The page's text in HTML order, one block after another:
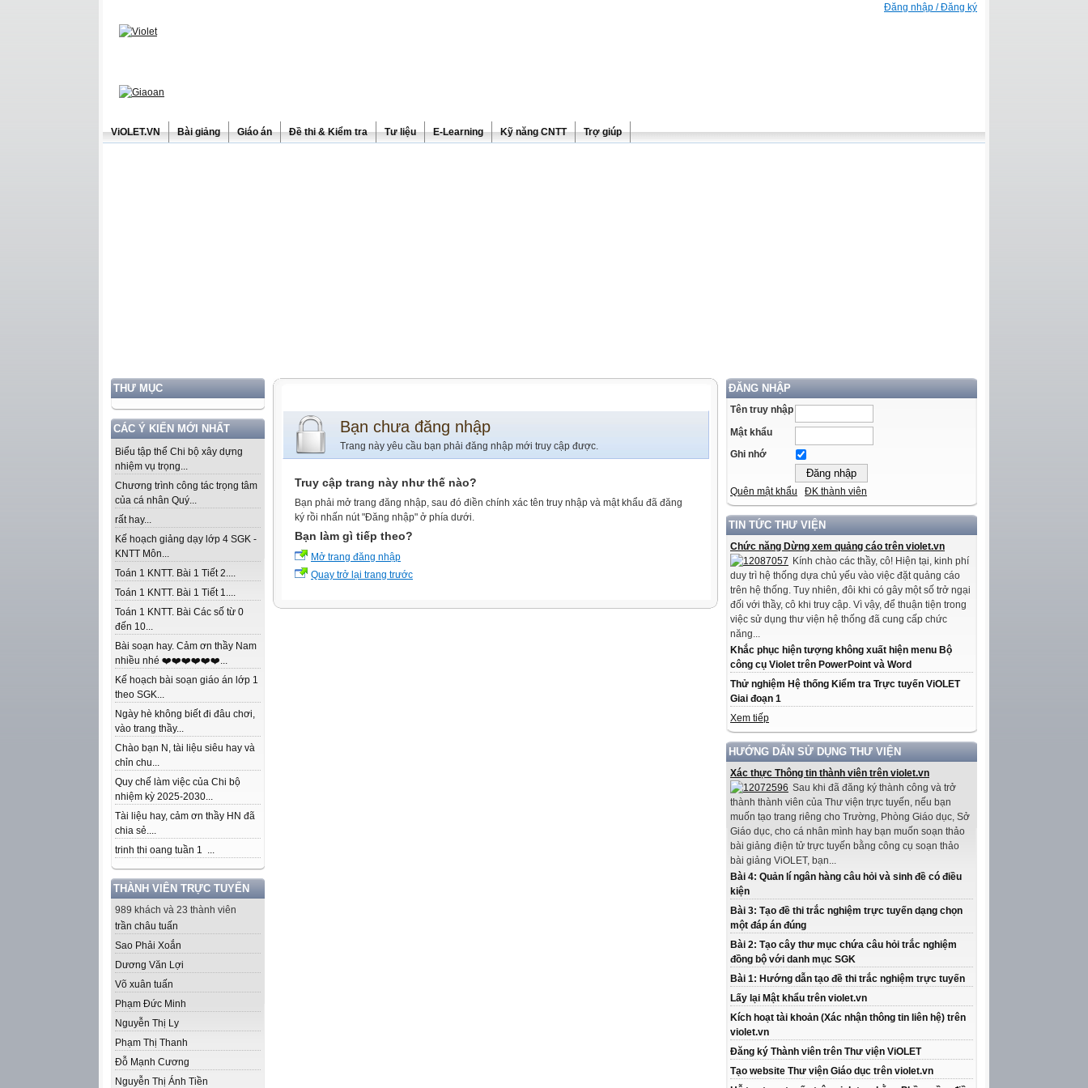
Đăng nhập / Đăng ký
ViOLET.VN Bài giảng Giáo án Đề thi & Kiểm tra Tư liệu E-Learning Kỹ năng CNTT Trợ giúp
THƯ MỤC
CÁC Ý KIẾN MỚI NHẤT
Biểu tập thể Chi bộ xây dựng
nhiệm vụ trọng...
Chương trình công tác trọng tâm
của cá nhân Quý...
rất hay...
Kế hoạch giảng dạy lớp 4 SGK -
KNTT Môn...
Toán 1 KNTT. Bài 1 Tiết 2....
Toán 1 KNTT. Bài 1 Tiết 1....
Toán 1 KNTT. Bài Các số từ 0
đến 10...
Bài soạn hay. Cảm ơn thầy Nam
nhiều nhé ❤️❤️❤️❤️❤️❤️...
Kế hoạch bài soạn giáo án lớp 1
theo SGK...
Ngày hè không biết đi đâu chơi,
vào trang thầy...
Chào bạn N, tài liệu siêu hay và
chỉn chu...
Quy chế làm việc của Chi bộ
nhiệm kỳ 2025-2030...
Tài liệu hay, cảm ơn thầy HN đã
chia sẻ....
trinh thi oang tuần 1 ...
THÀNH VIÊN TRỰC TUYẾN
989 khách và 23 thành viên
trần châu tuấn
Sao Phải Xoắn
Dương Văn Lợi
Võ xuân tuấn
Phạm Đức Minh
Nguyễn Thị Ly
Phạm Thị Thanh
Đỗ Mạnh Cương
Nguyễn Thị Ánh Tiền
ĐĂNG NHẬP
Tên truy nhập
Mật khẩu
Ghi nhớ
Quên mật khẩu ĐK thành viên
TIN TỨC THƯ VIỆN
Chức năng Dừng xem quảng cáo trên violet.vn
Kính chào các thầy, cô! Hiện tại, kinh phí
duy trì hệ thống dựa chủ yếu vào việc đặt quảng cáo
trên hệ thống. Tuy nhiên, đôi khi có gây một số trở ngại
đối với thầy, cô khi truy cập. Vì vậy, để thuận tiện trong
việc sử dụng thư viện hệ thống đã cung cấp chức
năng...
Khắc phục hiện tượng không xuất hiện menu Bộ
công cụ Violet trên PowerPoint và Word
Thử nghiệm Hệ thống Kiểm tra Trực tuyến ViOLET
Giai đoạn 1
Xem tiếp
HƯỚNG DẪN SỬ DỤNG THƯ VIỆN
Xác thực Thông tin thành viên trên violet.vn
Sau khi đã đăng ký thành công và trở
thành thành viên của Thư viện trực tuyến, nếu bạn
muốn tạo trang riêng cho Trường, Phòng Giáo dục, Sở
Giáo dục, cho cá nhân mình hay bạn muốn soạn thảo
bài giảng điện tử trực tuyến bằng công cụ soạn thảo
bài giảng ViOLET, bạn...
Bài 4: Quản lí ngân hàng câu hỏi và sinh đề có điều
kiện
Bài 3: Tạo đề thi trắc nghiệm trực tuyến dạng chọn
một đáp án đúng
Bài 2: Tạo cây thư mục chứa câu hỏi trắc nghiệm
đồng bộ với danh mục SGK
Bài 1: Hướng dẫn tạo đề thi trắc nghiệm trực tuyến
Lấy lại Mật khẩu trên violet.vn
Kích hoạt tài khoản (Xác nhận thông tin liên hệ) trên
violet.vn
Đăng ký Thành viên trên Thư viện ViOLET
Tạo website Thư viện Giáo dục trên violet.vn
Bạn chưa đăng nhập
Trang này yêu cầu bạn phải đăng nhập mới truy cập được.
Truy cập trang này như thế nào?
Bạn phải mở trang đăng nhập, sau đó điền chính xác tên truy nhập và mật khẩu đã đăng
ký rồi nhấn nút "Đăng nhập" ở phía dưới.
Bạn làm gì tiếp theo?
Mở trang đăng nhập
Quay trở lại trang trước